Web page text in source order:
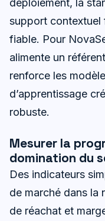
support contextuel
fiable. Pour
alimente un
renforce les
d’apprentissage
robuste.
Mesurer la
domination du
Des indicateurs
de marché dans la
de réachat et